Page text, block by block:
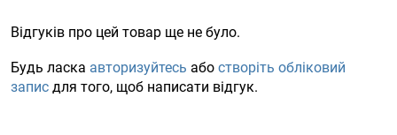
Відгуків про цей товар ще не було.
Будь ласка авторизуйтесь або створіть обліковий
запис для того, щоб написати відгук.